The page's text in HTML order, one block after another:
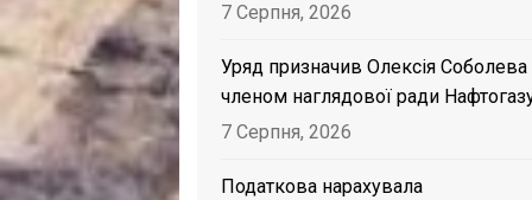
7 Серпня, 2026
Уряд призначив Олексія Соболева
членом наглядової ради
7 Серпня, 2026
Податкова нарахувала